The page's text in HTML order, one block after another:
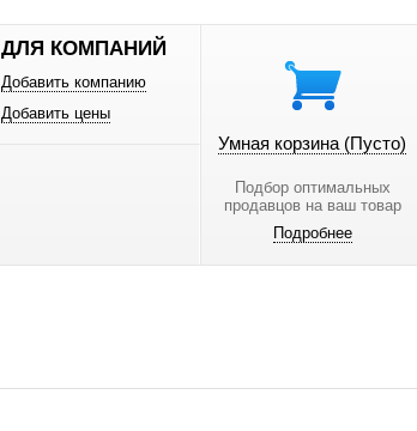
ДЛЯ КОМПАНИЙ
Добавить компанию
Добавить цены
Умная корзина (Пусто)
Подбор оптимальных
продавцов на ваш товар
Подробнее